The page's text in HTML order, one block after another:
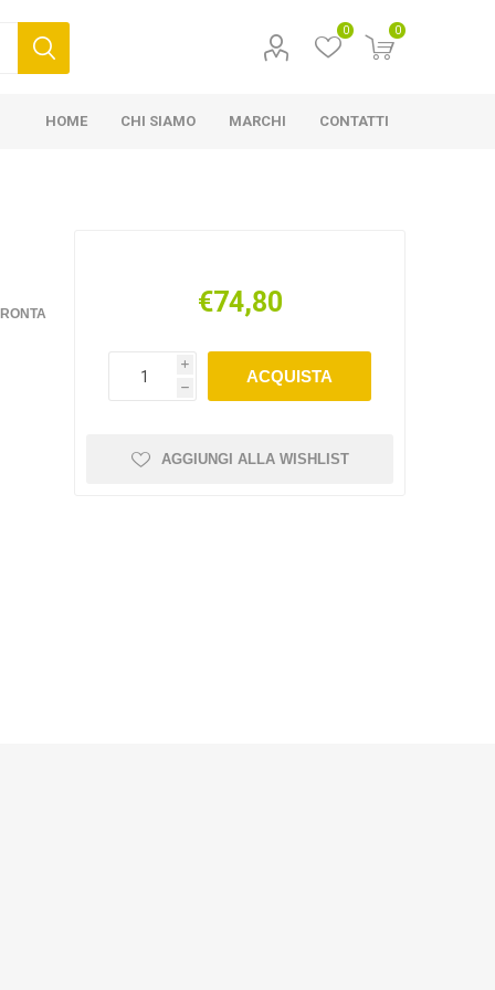
0 0
HOME CHI SIAMO MARCHI CONTATTI
€74,80
i
h
ACQUISTA
AGGIUNGI ALLA WISHLIST